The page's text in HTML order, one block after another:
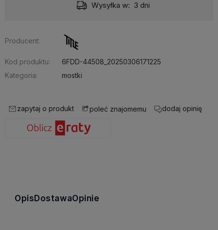
Wysyłka w: 3 dni
Producent:
Kod produktu:
6FDD-44508_20250306171225
Kategoria:
mostki
zapytaj o produkt poleć znajomemu dodaj opinię
Opis DostawaOpinie